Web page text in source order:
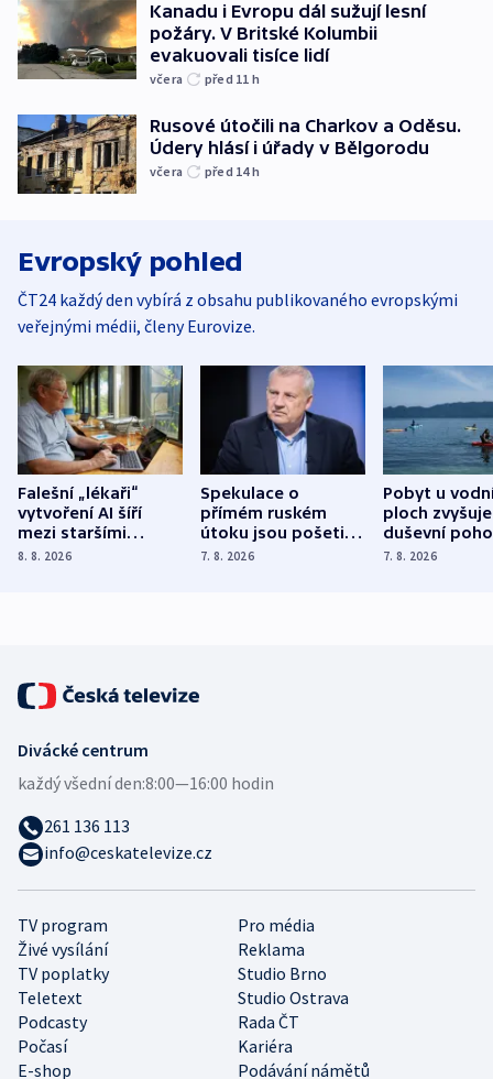
Kanadu i Evropu dál sužují lesní
požáry. V Britské Kolumbii
evakuovali tisíce lidí
včera před 11 h
Rusové útočili na Charkov a Oděsu.
Údery hlásí i úřady v Bělgorodu
včera před 14h
Evropský pohled
ČT24 každý den vybírá z obsahu publikovaného evropskými
veřejnými médii, členy Eurovize.
Falešní „lékaři“
vytvoření AI šíří
mezi staršími
Poláky nebezpečné
8. 8. 2026
Spekulace o
přímém ruském
útoku jsou pošetilé,
míní estonský
7. 8. 2026
Pobyt u
ploch zvyšuje
duševní
ukázala
7. 8. 2026
TV program
Pro média
Živé vysílání
Reklama
TV poplatky
Studio Brno
Teletext
Studio Ostrava
Podcasty
Rada ČT
Počasí
Kariéra
E-shop
Podávání námětů
Divácké centrum
každý všední den:8:00—16:00 hodin
261 136 113
info@ceskatelevize.cz